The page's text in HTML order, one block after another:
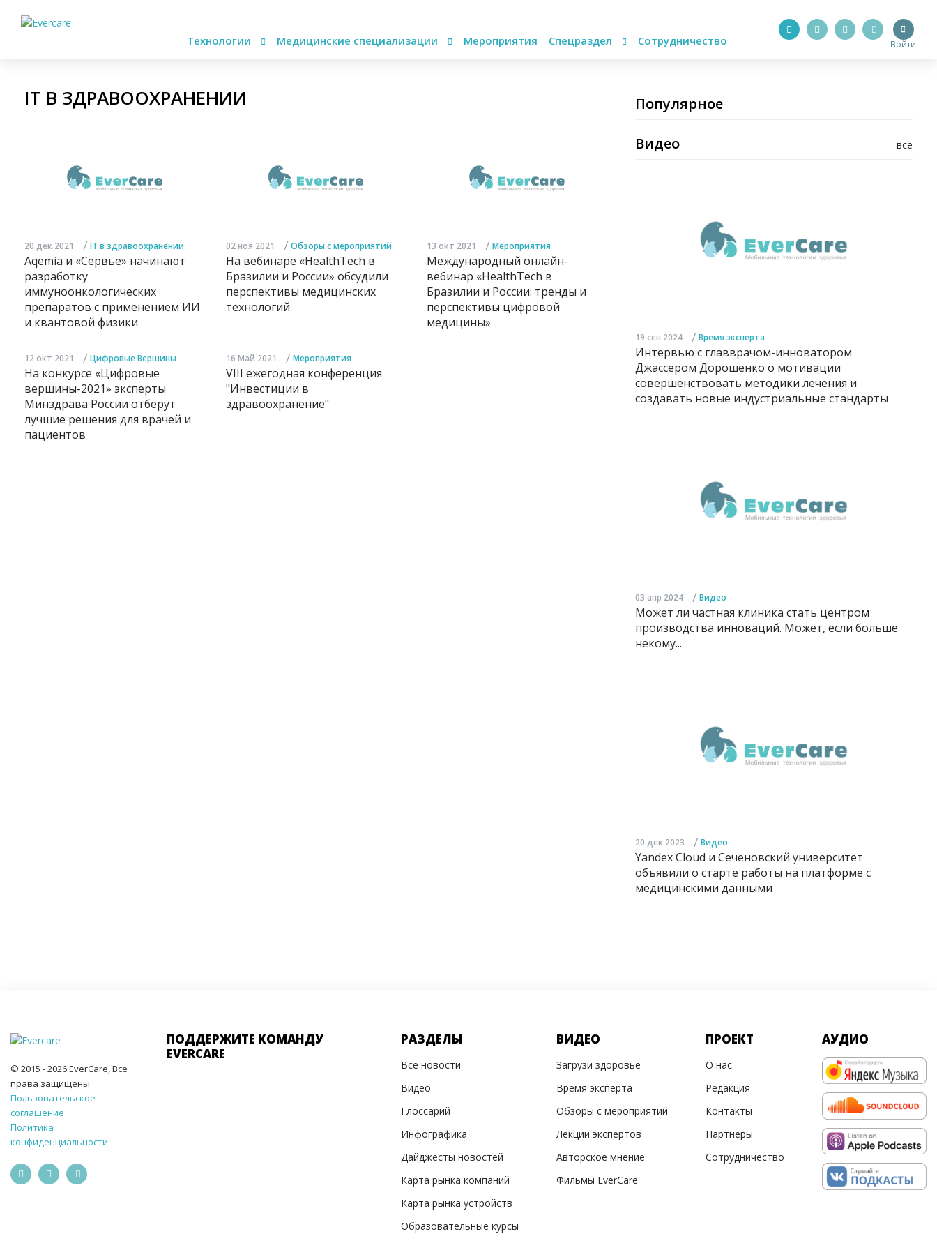
Технологии Медицинские специализации Мероприятия Спецраздел Сотрудничество Войти
IT В ЗДРАВООХРАНЕНИИ
20 дек 2021 / IT в здравоохранении
Aqemia и «Сервье» начинают
разработку
иммуноонкологических
препаратов с применением ИИ
и квантовой физики
02 ноя 2021 / Обзоры с мероприятий
На вебинаре «HealthTech в
Бразилии и России» обсудили
перспективы медицинских
технологий
13 окт 2021 / Мероприятия
Международный онлайн-
вебинар «HealthTech в
Бразилии и России: тренды и
перспективы цифровой
медицины»
12 окт 2021 / Цифровые Вершины
На конкурсе «Цифровые
вершины-2021» эксперты
Минздрава России отберут
лучшие решения для врачей и
пациентов
16 Май 2021 / Мероприятия
VIII ежегодная конференция
"Инвестиции в
здравоохранение"
Популярное
все
Видео
19 сен 2024 / Время эксперта
Интервью с главврачом-инноватором
Джассером Дорошенко о мотивации
совершенствовать методики лечения и
создавать новые индустриальные стандарты
03 апр 2024 / Видео
Может ли частная клиника стать центром
производства инноваций. Может, если больше
некому...
20 дек 2023 / Видео
Yandex Cloud и Сеченовский университет
объявили о старте работы на платформе с
медицинскими данными
© 2015 - 2026 EverCare, Все
права защищены
Пользовательское
соглашение
Политика
конфиденциальности
ПОДДЕРЖИТЕ КОМАНДУ
EVERCARE
РАЗДЕЛЫ
Все новости
Видео
Глоссарий
Инфографика
Дайджесты новостей
Карта рынка компаний
Карта рынка устройств
Образовательные курсы
ВИДЕО
Загрузи здоровье
Время эксперта
Обзоры с мероприятий
Лекции экспертов
Авторское мнение
Фильмы EverCare
ПРОЕКТ
О нас
Редакция
Контакты
Партнеры
Сотрудничество
АУДИО